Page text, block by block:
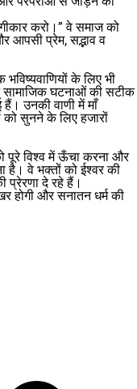
करो।” वे समाज को
आपसी प्रेम, सद्भाव व
भविष्यवाणियों के लिए भी
सामाजिक घटनाओं की सटीक
उनकी वाणी में माँ
को सुनने के लिए हजारों
पूरे विश्व में ऊँचा करना और
है। वे भक्तों को ईश्वर की
प्रेरणा दे रहे हैं।
होगी और सनातन धर्म की